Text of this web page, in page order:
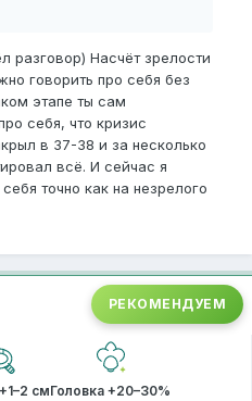
разговор) Насчёт зрелости
говорить про себя без
этапе ты сам
себя, что кризис
в 37-38 и за несколько
всё. И сейчас я
точно как на незрелого
РЕКОМЕНДУЕМ
смГоловка +20–30%